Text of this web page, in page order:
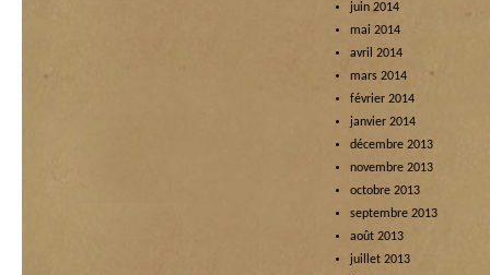
juin 2014
mai 2014
avril 2014
mars 2014
février 2014
janvier 2014
décembre 2013
novembre 2013
octobre 2013
septembre 2013
août 2013
juillet 2013